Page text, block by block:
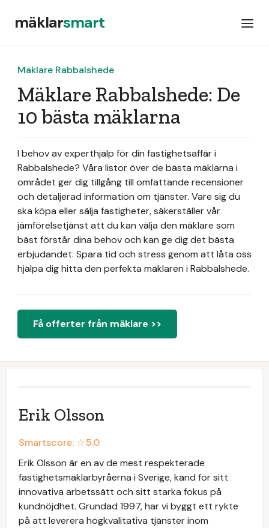
mäklarsmart
Mäklare Rabbalshede
Mäklare Rabbalshede: De
10 bästa mäklarna
I behov av experthjälp för din fastighetsaffär i
Rabbalshede? Våra listor över de bästa mäklarna i
området ger dig tillgång till omfattande recensioner
och detaljerad information om tjänster. Vare sig du
ska köpa eller sälja fastigheter, säkerställer vår
jämförelsetjänst att du kan välja den mäklare som
bäst förstår dina behov och kan ge dig det bästa
erbjudandet. Spara tid och stress genom att låta oss
hjälpa dig hitta den perfekta mäklaren i Rabbalshede.
Få offerter från mäklare >>
Erik Olsson
Smartscore: ☆5.0
Erik Olsson är en av de mest respekterade
fastighetsmäklarbyråerna i Sverige, känd för sitt
innovativa arbetssätt och sitt starka fokus på
kundnöjdhet. Grundad 1997, har vi byggt ett rykte
på att leverera högkvalitativa tjänster inom